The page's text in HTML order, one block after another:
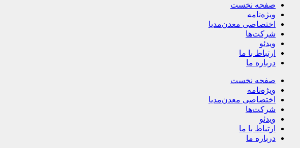
صفحه نخست
ویژه‌نامه
اختصاصی معدن‌مدیا
شرکت‌ها
ویدئو
ارتباط با ما
درباره ما
صفحه نخست
ویژه‌نامه
اختصاصی معدن‌مدیا
شرکت‌ها
ویدئو
ارتباط با ما
درباره ما